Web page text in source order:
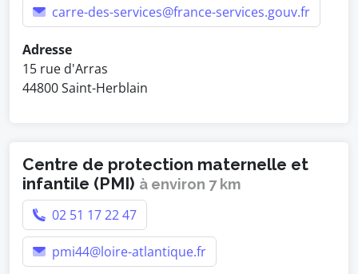
carre-des-services@france-services.gouv.fr
Adresse
15 rue d'Arras
44800 Saint-Herblain
Centre de protection maternelle et
infantile (PMI) à environ 7 km
02 51 17 22 47
pmi44@loire-atlantique.fr